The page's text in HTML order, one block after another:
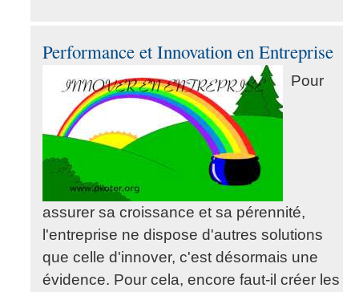
Performance et Innovation en Entreprise
Pour
assurer sa croissance et sa pérennité,
l'entreprise ne dispose d'autres solutions
que celle d'innover, c'est désormais une
évidence. Pour cela, encore faut-il créer les